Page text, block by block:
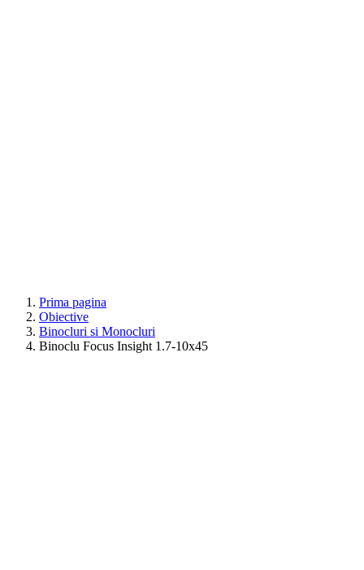
Prima pagina
Obiective
Binocluri si Monocluri
Binoclu Focus Insight 1.7-10x45